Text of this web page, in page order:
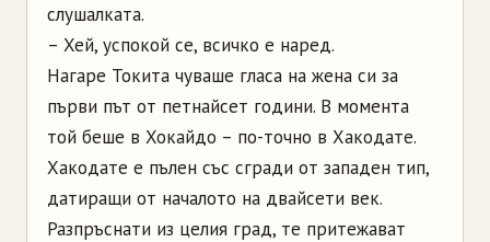
слушалката.
– Хей, успокой се, всичко е наред.
Нагаре Токита чуваше гласа на жена си за
първи път от петнайсет години. В момента
той беше в Хокайдо – по-точно в Хакодате.
Хакодате е пълен със сгради от западен тип,
датиращи от началото на двайсети век.
Разпръснати из целия град, те притежават